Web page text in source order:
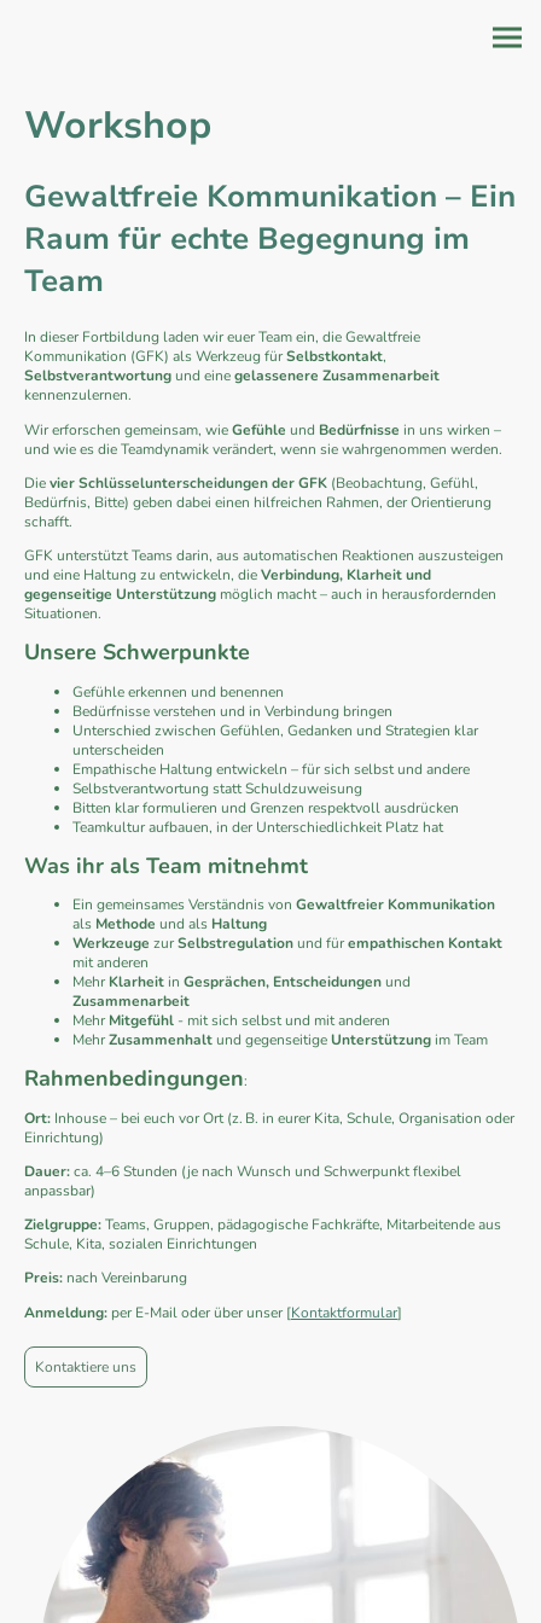
Workshop
Gewaltfreie Kommunikation – Ein
Raum für echte Begegnung im
Team
In dieser Fortbildung laden wir euer Team ein, die Gewaltfreie
Kommunikation (GFK) als Werkzeug fürSelbstkontakt,
Selbstverantwortung und einegelassenere Zusammenarbeit
kennenzulernen.
Wir erforschen gemeinsam, wieGefühle und Bedürfnisse in uns wirken –
und wie es die Teamdynamik verändert, wenn sie wahrgenommen werden.
Dievier Schlüsselunterscheidungen der GFK (Beobachtung, Gefühl,
Bedürfnis, Bitte) geben dabei einen hilfreichen Rahmen, der Orientierung
schafft.
GFK unterstützt Teams darin, aus automatischen Reaktionen auszusteigen
und eine Haltung zu entwickeln, dieVerbindung, Klarheit und
gegenseitige Unterstützung möglich macht – auch in herausfordernden
Situationen.
Unsere Schwerpunkte
Gefühle erkennen und benennen
Bedürfnisse verstehen und in Verbindung bringen
Unterschied zwischen Gefühlen, Gedanken und Strategien klar
unterscheiden
Empathische Haltung entwickeln – für sich selbst und andere
Selbstverantwortung statt Schuldzuweisung
Bitten klar formulieren und Grenzen respektvoll ausdrücken
Teamkultur aufbauen, in der Unterschiedlichkeit Platz hat
Was ihr als Team mitnehmt
Ein gemeinsames Verständnis von Gewaltfreier Kommunikation
als Methode und als Haltung
Werkzeuge zurSelbstregulation und fürempathischen Kontakt
mit anderen
Mehr Klarheit in Gesprächen, Entscheidungen und
Zusammenarbeit
Mehr Mitgefühl - mit sich selbst und mit anderen
MehrZusammenhalt und gegenseitigeUnterstützung im Team
Rahmenbedingungen:
Ort: Inhouse – bei euch vor Ort (z. B. in eurer Kita, Schule, Organisation oder
Einrichtung)
Dauer:ca. 4–6 Stunden (je nach Wunsch und Schwerpunkt flexibel
anpassbar)
Zielgruppe:Teams, Gruppen, pädagogische Fachkräfte, Mitarbeitende aus
Schule, Kita, sozialen Einrichtungen
Preis: nach Vereinbarung
Anmeldung: per E-Mail oder über unser [Kontaktformular]
Kontaktiere uns